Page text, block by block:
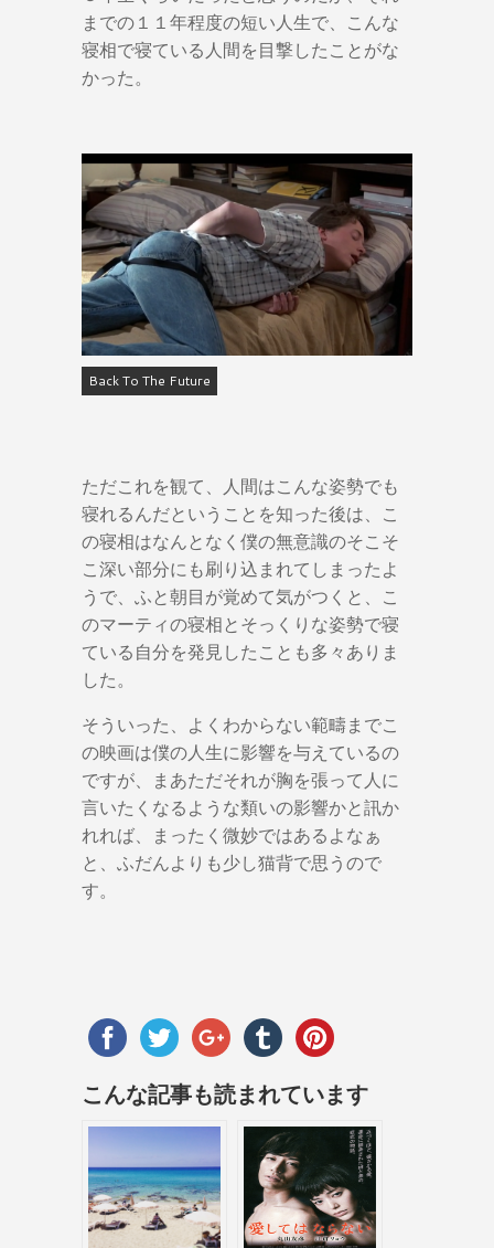
までの１１年程度の短い人生で、こんな
寝相で寝ている人間を目撃したことがな
かった。
Back To The Future
ただこれを観て、人間はこんな姿勢でも
寝れるんだということを知った後は、こ
の寝相はなんとなく僕の無意識のそこそ
こ深い部分にも刷り込まれてしまったよ
うで、ふと朝目が覚めて気がつくと、こ
のマーティの寝相とそっくりな姿勢で寝
ている自分を発見したことも多々ありま
した。
そういった、よくわからない範疇までこ
の映画は僕の人生に影響を与えているの
ですが、まあただそれが胸を張って人に
言いたくなるような類いの影響かと訊か
れれば、まったく微妙ではあるよなぁ
と、ふだんよりも少し猫背で思うので
す。
こんな記事も読まれています